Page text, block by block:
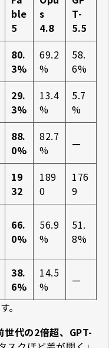
ble
5
s
4.8
T-
5.5
80.
3%
69.2
%
58.
6%
29.
3%
13.4
%
5.7
%
88.
0%
82.7
%
—
19
32
189
0
176
9
66.
0%
56.9
%
51.
8%
38.
6%
14.5
%
—
。
代の2倍超、GPT-